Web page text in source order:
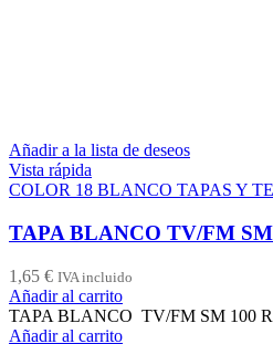
Añadir a la lista de deseos
Vista rápida
COLOR 18 BLANCO TAPAS Y
TAPA BLANCO TV/FM
1,65 € IVA incluido
Añadir al carrito
TAPA BLANCO TV/FM SM 100
Añadir al carrito